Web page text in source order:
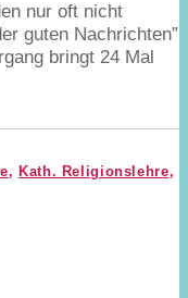
nur oft nicht
guten Nachrichten”
bringt 24 Mal
, Kath. Religionslehre,